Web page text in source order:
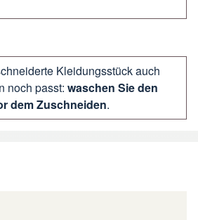
Kleidungsstück auch
noch passt: waschen Sie den
dem Zuschneiden.